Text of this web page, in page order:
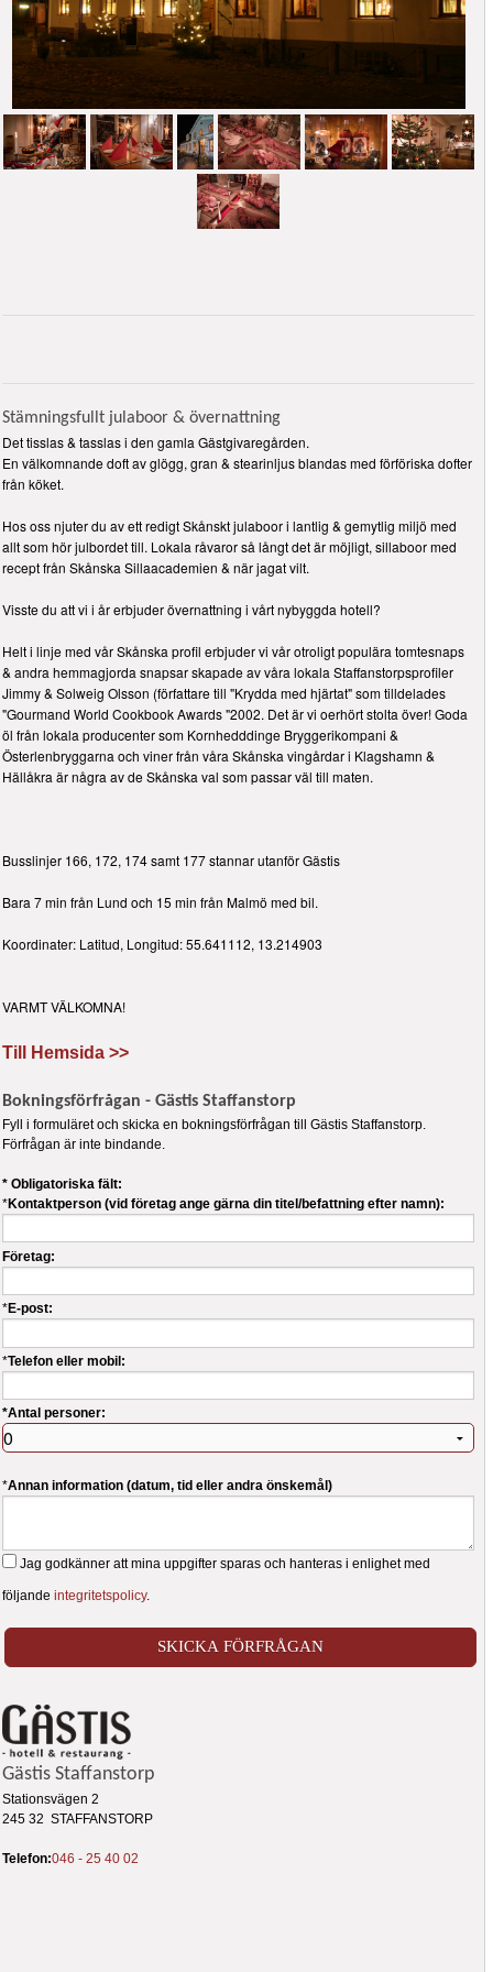
Stämningsfullt julaboor & övernattning
Det tisslas & tasslas i den gamla Gästgivaregården.
En välkomnande doft av glögg, gran & stearinljus blandas med förföriska dofter
från köket.
Hos oss njuter du av ett redigt Skånskt julaboor i lantlig & gemytlig miljö med
allt som hör julbordet till. Lokala råvaror så långt det är möjligt, sillaboor med
recept från Skånska Sillaacademien & när jagat vilt.
Visste du att vi i år erbjuder övernattning i vårt nybyggda hotell?
Helt i linje med vår Skånska profil erbjuder vi vår otroligt populära tomtesnaps
& andra hemmagjorda snapsar skapade av våra lokala Staffanstorpsprofiler
Jimmy & Solweig Olsson (författare till "Krydda med hjärtat" som tilldelades
"Gourmand World Cookbook Awards "2002. Det är vi oerhört stolta över! Goda
öl från lokala producenter som Kornhedddinge Bryggerikompani &
Österlenbryggarna och viner från våra Skånska vingårdar i Klagshamn &
Hällåkra är några av de Skånska val som passar väl till maten.
Busslinjer 166, 172, 174 samt 177 stannar utanför Gästis
Bara 7 min från Lund och 15 min från Malmö med bil.
Koordinater: Latitud, Longitud: 55.641112, 13.214903
VARMT VÄLKOMNA!
Till Hemsida >>
Bokningsförfrågan - Gästis Staffanstorp
Fyll i formuläret och skicka en bokningsförfrågan till Gästis Staffanstorp.
Förfrågan är inte bindande.
* Obligatoriska fält:
*Kontaktperson (vid företag ange gärna din titel/befattning efter namn):
Företag:
*E-post:
*Telefon eller mobil:
*Antal personer:
*Annan information (datum, tid eller andra önskemål)
Jag godkänner att mina uppgifter sparas och hanteras i enlighet med
följandeintegritetspolicy.
Gästis Staffanstorp
Stationsvägen 2
245 32 STAFFANSTORP
Telefon:046 - 25 40 02